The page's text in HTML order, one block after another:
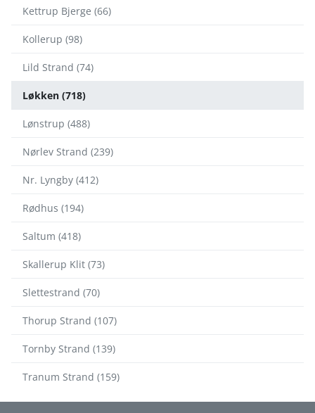
Kettrup Bjerge (66)
Kollerup (98)
Lild Strand (74)
Løkken (718)
Lønstrup (488)
Nørlev Strand (239)
Nr. Lyngby (412)
Rødhus (194)
Saltum (418)
Skallerup Klit (73)
Slettestrand (70)
Thorup Strand (107)
Tornby Strand (139)
Tranum Strand (159)